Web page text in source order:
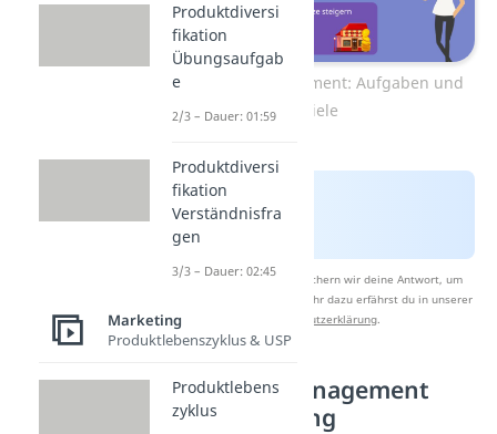
Category Management: Aufgaben und
Ziele
Nach Beantwortung speichern wir deine Antwort, um
Studyflix zu verbessern. Mehr dazu erfährst du in unserer
Datenschutzerklärung
Category Management
Voraussetzung
Produktdiversi
fikation
Übungsaufgab
e
2/3 – Dauer: 01:59
Produktdiversi
fikation
Verständnisfra
gen
3/3 – Dauer: 02:45
Marketing
Produktlebenszyklus & USP
Produktlebens
zyklus